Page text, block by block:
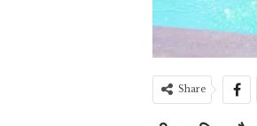
Share